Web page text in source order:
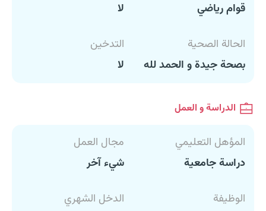
قوام رياضي
لا
الحالة الصحية
بصحة جيدة و الحمد لله
التدخين
لا
الدراسة و العمل
المؤهل التعليمي
دراسة جامعية
مجال العمل
شيء آخر
الوظيفة
الدخل الشهري